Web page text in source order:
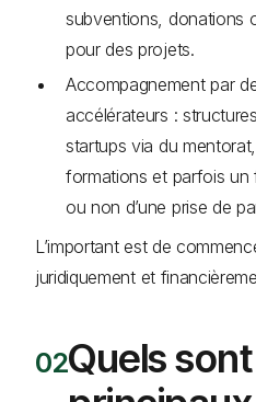
subventions, donations
pour des projets.
Accompagnement par
accélérateurs :
startups via du
formations et parfois un
ou non d’une prise de
L’important est de
juridiquement et
Quels